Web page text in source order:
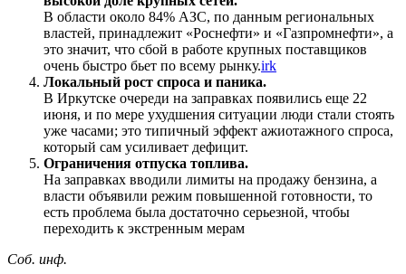
В области около 84% АЗС, по данным региональных
властей, принадлежит «Роснефти» и «Газпромнефти», а
это значит, что сбой в работе крупных поставщиков
очень быстро бьет по всему рынку.irk
Локальный рост спроса и паника.
В Иркутске очереди на заправках появились еще 22
июня, и по мере ухудшения ситуации люди стали стоять
уже часами; это типичный эффект ажиотажного спроса,
который сам усиливает дефицит.
Ограничения отпуска топлива.
На заправках вводили лимиты на продажу бензина, а
власти объявили режим повышенной готовности, то
есть проблема была достаточно серьезной, чтобы
переходить к экстренным мерам
Соб. инф.